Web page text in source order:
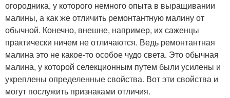
огородника, у которого немного опыта в выращивании
малины, а как же отличить ремонтантную малину от
обычной. Конечно, внешне, например, их саженцы
практически ничем не отличаются. Ведь ремонтантная
малина это не какое-то особое чудо света. Это обычная
малина, у которой селекционным путем были усилены и
укреплены определенные свойства. Вот эти свойства и
могут послужить признаками отличия.